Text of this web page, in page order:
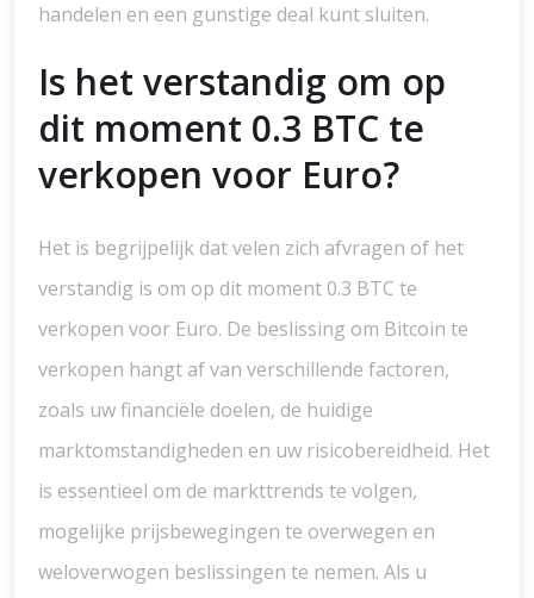
handelen en een gunstige deal kunt sluiten.
Is het verstandig om op
dit moment 0.3 BTC te
verkopen voor Euro?
Het is begrijpelijk dat velen zich afvragen of het
verstandig is om op dit moment 0.3 BTC te
verkopen voor Euro. De beslissing om Bitcoin te
verkopen hangt af van verschillende factoren,
zoals uw financiële doelen, de huidige
marktomstandigheden en uw risicobereidheid. Het
is essentieel om de markttrends te volgen,
mogelijke prijsbewegingen te overwegen en
weloverwogen beslissingen te nemen. Als u